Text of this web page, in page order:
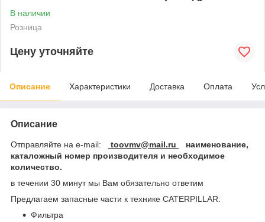
В наличии
Розница
Цену уточняйте
Описание Характеристики Доставка Оплата
Описание
Отправляйте на e-mail: toovmv@mail.ru
наименование,
каталожный номер производителя и необходимое
количество.
в течении 30 минут мы Вам обязательно ответим
Предлагаем запасные части к технике CATERPILLAR:
Фильтра